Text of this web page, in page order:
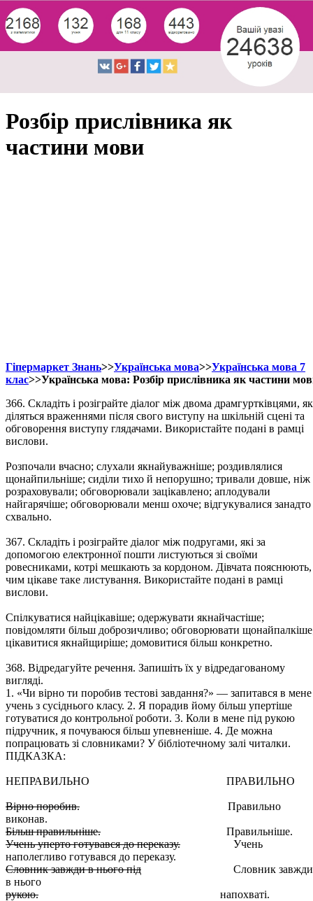
Розбір прислівника як
частини мови
Гіпермаркет Знань>>Українська мова>>Українська мова 7
клас>>Українська мова: Розбір прислівника як частини
366. Складіть і розіграйте діалог між двома драмгуртківцями,
діляться враженнями після свого виступу на шкільній сцені та
обговорення виступу глядачами. Використайте подані в рамці
вислови.
Розпочали вчасно; слухали якнайуважніше; роздивлялися
щонайпильніше; сиділи тихо й непорушно; тривали довше, ніж
розраховували; обговорювали зацікавлено; аплодували
найгарячіше; обговорювали менш охоче; відгукувалися занадто
схвально.
367. Складіть і розіграйте діалог між подругами, які за
допомогою електронної пошти листуються зі своїми
ровесниками, котрі мешкають за кордоном. Дівчата пояснюють,
чим цікаве таке листування. Використайте подані в рамці
вислови.
Спілкуватися найцікавіше; одержувати якнайчастіше;
повідомляти більш доброзичливо; обговорювати
цікавитися якнайщиріше; домовитися більш конкретно.
368. Відредагуйте речення. Запишіть їх у відредагованому
вигляді.
1. «Чи вірно ти поробив тестові завдання?» — запитався в мене
учень з сусіднього класу. 2. Я порадив йому більш упертіше
готуватися до контрольної роботи. 3. Коли в мене під рукою
підручник, я почуваюся більш упевненіше. 4. Де можна
попрацювать зі словниками? У бібліотечному залі читалки.
ПІДКАЗКА:
НЕПРАВИЛЬНО ПРАВИЛЬНО
Вірно поробив. Правильно
виконав.
Більш правильніше. Правильніше.
Учень уперто готувався до переказу. Учень
наполегливо готувався до переказу.
Словник завжди в нього під Словник завжди
в нього
рукою. напохваті.